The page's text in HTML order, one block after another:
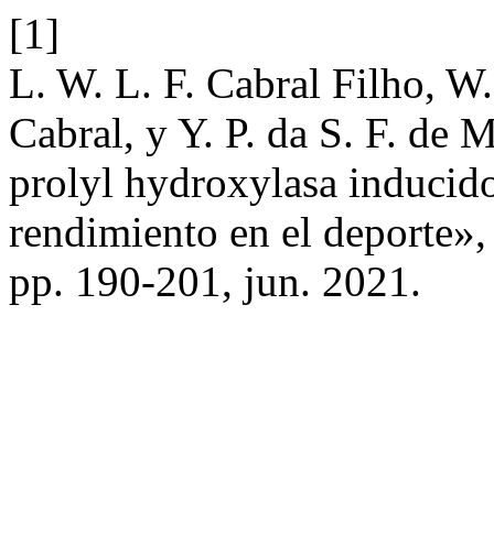
[1]
L. W. L. F. Cabral Filho,
Cabral, y Y. P. da S. F. de
prolyl hydroxylasa
rendimiento en el
pp. 190-201, jun. 2021.